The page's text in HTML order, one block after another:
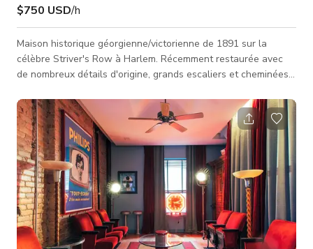
$750 USD/h
Maison historique géorgienne/victorienne de 1891 sur la
célèbre Striver's Row à Harlem. Récemment restaurée avec
de nombreux détails d'origine, grands escaliers et cheminées
milieu du siècle avec quelques antiquités dispersées. Grand
patio arrière. 2 cuisines avec 6,5 salles de bain.